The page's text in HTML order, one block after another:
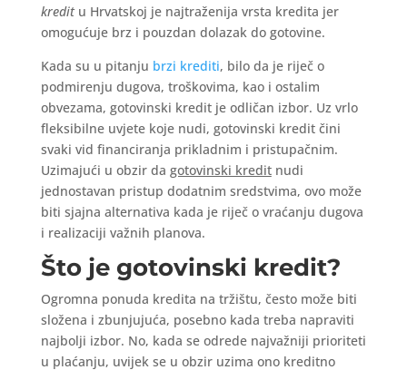
kreditu Hrvatskoj je najtraženija vrsta kredita jer
omogućuje brz i pouzdan dolazak do gotovine.
Kada su u pitanju brzi krediti, bilo da je riječ o
podmirenju dugova, troškovima, kao i ostalim
obvezama, gotovinski kredit je odličan izbor. Uz vrlo
fleksibilne uvjete koje nudi, gotovinski kredit čini
svaki vid financiranja prikladnim i pristupačnim.
Uzimajući u obzir da gotovinski kreditnudi
jednostavan pristup dodatnim sredstvima, ovo može
biti sjajna alternativa kada je riječ o vraćanju dugova
i realizaciji važnih planova.
Što je gotovinski kredit?
Ogromna ponuda kredita na tržištu, često može biti
složena i zbunjujuća, posebno kada treba napraviti
najbolji izbor. No, kada se odrede najvažniji prioriteti
u plaćanju, uvijek se u obzir uzima ono kreditno